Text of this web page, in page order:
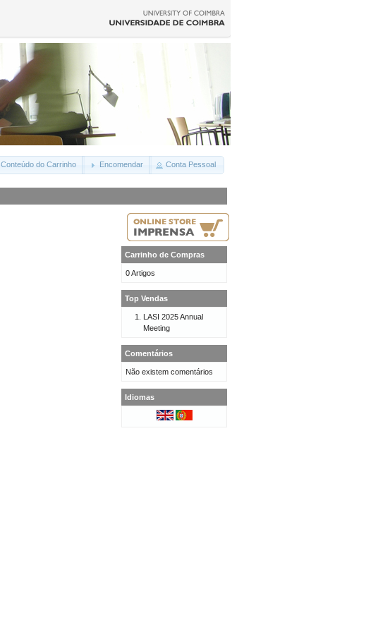
Conteúdo do Carrinho Encomendar Conta Pessoal
Carrinho de Compras
0 Artigos
Top Vendas
LASI 2025 Annual
Meeting
Comentários
Não existem comentários
Idiomas